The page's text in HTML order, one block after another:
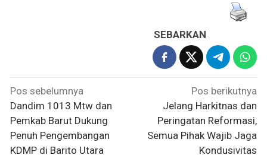
SEBARKAN
Navigasi
pos
Pos sebelumnya
Dandim 1013 Mtw dan
Pemkab Barut Dukung
Penuh Pengembangan
KDMP di Barito Utara
Pos berikutnya
Jelang Harkitnas dan
Peringatan Reformasi,
Semua Pihak Wajib Jaga
Kondusivitas